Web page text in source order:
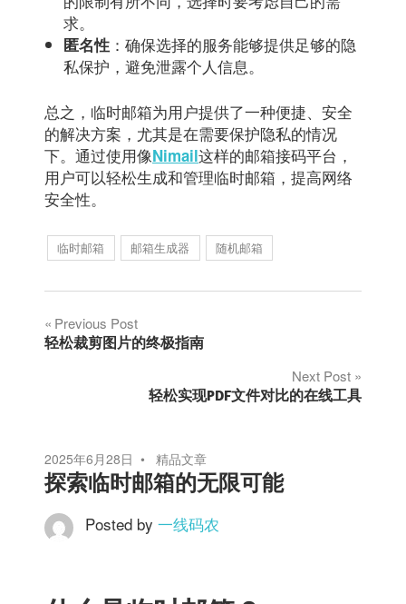
求。
匿名性 ：确保选择的服务能够提供足够的隐
私保护，避免泄露个人信息。
总之，临时邮箱为用户提供了一种便捷、安全
的解决方案，尤其是在需要保护隐私的情况
下。通过使用像Nimail这样的邮箱接码平台，
用户可以轻松生成和管理临时邮箱，提高网络
安全性。
临时邮箱 邮箱生成器 随机邮箱
文
航
Previous Post
轻松裁剪图片的终极指南
Next Post
轻松实现PDF文件对比的在线工具
2025年6月28日 精品文章
探索临时邮箱的无限可能
Posted by 一线码农